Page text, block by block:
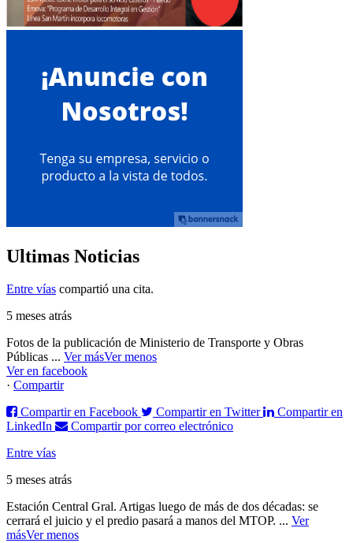
Ultimas Noticias
Entre vías compartió una cita.
5 meses atrás
Fotos de la publicación de Ministerio de Transporte y Obras
Públicas ... Ver másVer menos
Ver en facebook
· Compartir
Compartir en Facebook
Compartir en Twitter
Compartir en
LinkedIn
Compartir por correo electrónico
Entre vías
5 meses atrás
Estación Central Gral. Artigas luego de más de dos décadas: se
cerrará el juicio y el predio pasará a manos del MTOP. ... Ver
másVer menos